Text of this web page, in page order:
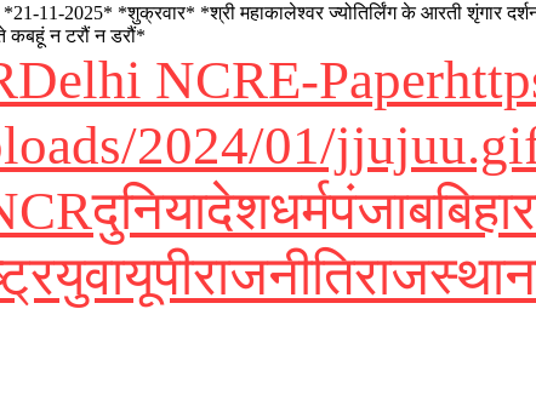
11-2025* *शुक्रवार* *श्री महाकालेश्वर ज्योतिर्लिंग के आरती शृंगार
कबहूं न टरौं न डरौं*
Delhi NCRE-Paper
2024/01/
दुनियादेशधर्मपंजाबबिहार
युवायूपीराजनीतिराजस्थान